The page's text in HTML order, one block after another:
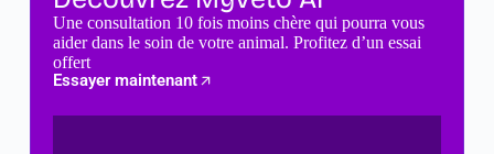
Une consultation 10 fois moins chère qui pourra vous
aider dans le soin de votre animal. Profitez d’un essai
offert
Essayer maintenant